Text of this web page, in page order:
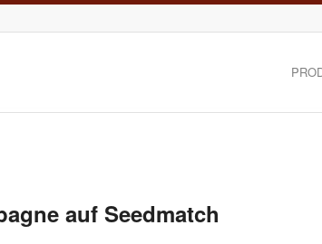
auf Seedmatch